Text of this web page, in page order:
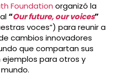
Foundation organizó la
“Our future, our voices”
voces”) para reunir a
cambios innovadores
que compartan sus
ejemplos para otros y